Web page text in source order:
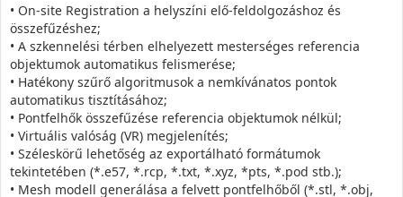
• On-site Registration a helyszíni elő-feldolgozáshoz és
összefűzéshez;
• A szkennelési térben elhelyezett mesterséges referencia
objektumok automatikus felismerése;
• Hatékony szűrő algoritmusok a nemkívánatos pontok
automatikus tisztításához;
• Pontfelhők összefűzése referencia objektumok nélkül;
• Virtuális valóság (VR) megjelenítés;
• Széleskörű lehetőség az exportálható formátumok
tekintetében (*.e57, *.rcp, *.txt, *.xyz, *pts, *.pod stb.);
• Mesh modell generálása a felvett pontfelhőből (*.stl, *.obj,